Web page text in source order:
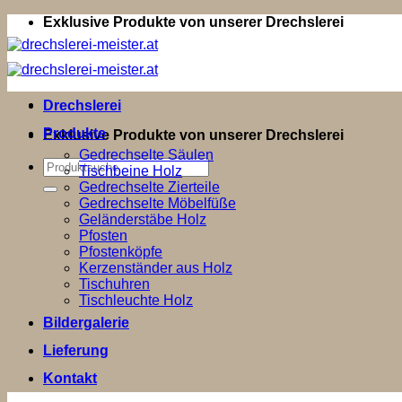
Zum
Inhalt
springen
Exklusive Produkte von unserer Drechslerei
Exklusive Produkte von unserer Drechslerei
Suchen
nach:
Drechslerei
Produkte
Gedrechselte Säulen
Tischbeine Holz
Gedrechselte Zierteile
Gedrechselte Möbelfüße
Geländerstäbe Holz
Pfosten
Pfostenköpfe
Kerzenständer aus Holz
Tischuhren
Tischleuchte Holz
Bildergalerie
Lieferung
Kontakt